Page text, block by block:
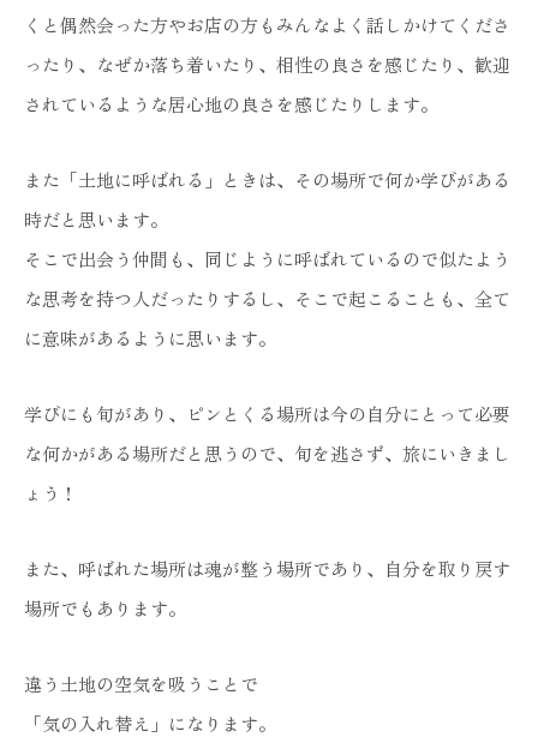
くと偶然会った方やお店の方もみんなよく話しかけてくださ
ったり、なぜか落ち着いたり、相性の良さを感じたり、歓迎
されているような居心地の良さを感じたりします。
また「土地に呼ばれる」ときは、その場所で何か学びがある
時だと思います。
そこで出会う仲間も、同じように呼ばれているので似たよう
な思考を持つ人だったりするし、そこで起こることも、全て
に意味があるように思います。
学びにも旬があり、ピンとくる場所は今の自分にとって必要
な何かがある場所だと思うので、旬を逃さず、旅にいきまし
ょう！
また、呼ばれた場所は魂が整う場所であり、自分を取り戻す
場所でもあります。
違う土地の空気を吸うことで
「気の入れ替え」になります。